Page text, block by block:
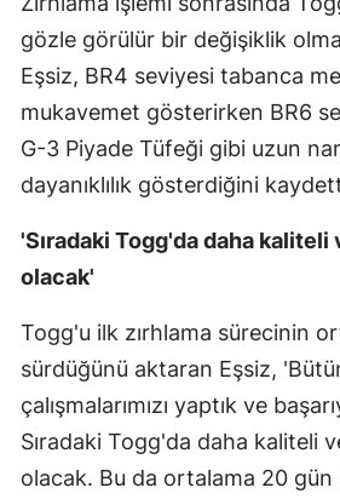
gözle görülür bir değişiklik
Eşsiz, BR4 seviyesi tabanca
mukavemet gösterirken BR6
G-3 Piyade Tüfeği gibi uzun
dayanıklılık gösterdiğini
'Sıradaki Togg'da daha
olacak'
Togg'u ilk zırhlama sürecinin
sürdüğünü aktaran Eşsiz,
çalışmalarımızı yaptık ve
Sıradaki Togg'da daha kaliteli
olacak. Bu da ortalama 20 gün